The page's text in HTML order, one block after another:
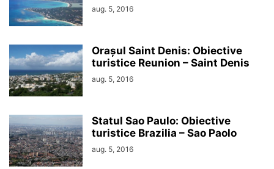
aug. 5, 2016
Orașul Saint Denis: Obiective
turistice Reunion – Saint Denis
aug. 5, 2016
Statul Sao Paulo: Obiective
turistice Brazilia – Sao Paolo
aug. 5, 2016